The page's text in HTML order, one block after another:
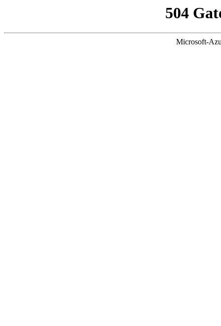
504
Microsoft-